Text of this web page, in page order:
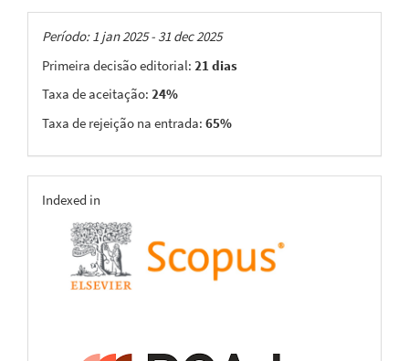
Taxas
Período: 1 jan 2025 - 31 dec 2025
Primeira decisão editorial: 21 dias
Taxa de aceitação: 24%
Taxa de rejeição na entrada: 65%
indexing
Indexed in